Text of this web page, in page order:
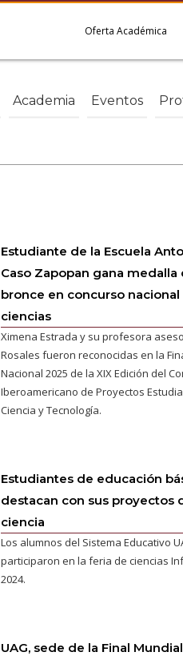
Oferta Académica
Academia Eventos
Estudiante de la Escuela
Caso Zapopan gana medalla
bronce en concurso nacional
ciencias
Ximena Estrada y su profesora
Rosales fueron reconocidas en la
Nacional 2025 de la XIX Edición del
Iberoamericano de Proyectos
Ciencia y Tecnología.
Estudiantes de educación
destacan con sus proyectos
ciencia
Los alumnos del Sistema Educativo
participaron en la feria de ciencias
2024.
UAG, sede de la Final